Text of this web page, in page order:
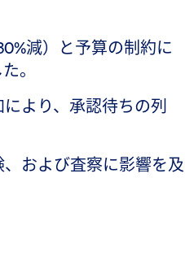
減）と予算の制約に
。
より、承認待ちの列
および査察に影響を及